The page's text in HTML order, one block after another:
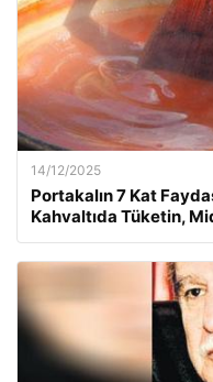
14/12/2025
Portakalın 7 Kat
Kahvaltıda Tüketin,